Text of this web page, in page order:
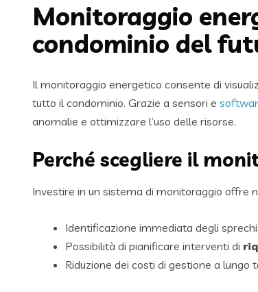
Monitoraggio
condominio del
Il monitoraggio energetico consente di
tutto il condominio. Grazie a sensori e
anomalie e ottimizzare l’uso delle risorse.
Perché scegliere il
Investire in un sistema di monitoraggio offre
Identificazione immediata degli sprechi.
Possibilità di pianificare interventi di
Riduzione dei costi di gestione a lungo